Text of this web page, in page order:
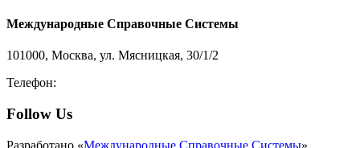
Международные Справочные Системы
101000, Москва, ул. Мясницкая, 30/1/2
Телефон:
Follow Us
Разработано «Международные Справочные Системы».